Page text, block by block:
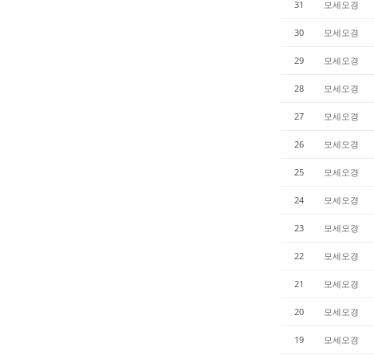
31 모세오경
30 모세오경
29 모세오경
28 모세오경
27 모세오경
26 모세오경
25 모세오경
24 모세오경
23 모세오경
22 모세오경
21 모세오경
20 모세오경
19 모세오경